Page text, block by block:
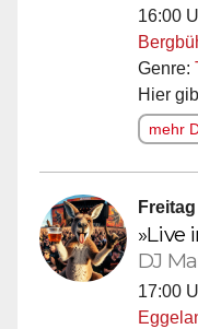
16:00
Genre:
Hier
mehr
»Live
DJ
17:00